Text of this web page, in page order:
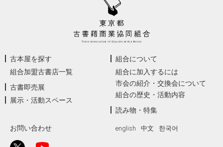
古本屋を探す
組合加盟古書店一覧
古書即売展
展示・活動スペース
組合について
組合に加入するには
市会の紹介・交換会について
組合の歴史・活動内容
読み物・特集
お問い合わせ english 中文 한국어